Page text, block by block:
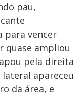
pau,
para vencer
quase ampliou
pela direita
lateral apareceu
da área, e